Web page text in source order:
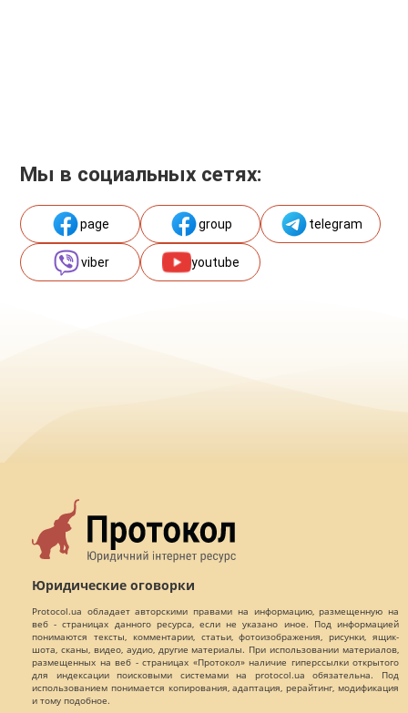
Мы в социальных сетях:
page group telegram
viber youtube
Юридические оговорки
Protocol.ua обладает авторскими правами на информацию, размещенную на
веб - страницах данного ресурса, если не указано иное. Под информацией
понимаются тексты, комментарии, статьи, фотоизображения, рисунки, ящик-
шота, сканы, видео, аудио, другие материалы. При использовании материалов,
размещенных на веб - страницах «Протокол» наличие гиперссылки открытого
для индексации поисковыми системами на protocol.ua обязательна. Под
использованием понимается копирования, адаптация, рерайтинг, модификация
и тому подобное.